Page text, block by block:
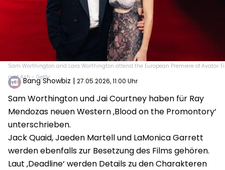
Sam Worthington and Lara Worthington attend the European Premiere of Avatar
and Ash - Getty
Bang Showbiz | 27.05.2026, 11:00 Uhr
Sam Worthington und Jai Courtney haben für Ray
Mendozas neuen Western ‚Blood on the Promontory‘
unterschrieben.
Jack Quaid, Jaeden Martell und LaMonica Garrett
werden ebenfalls zur Besetzung des Films gehören.
Laut ‚Deadline‘ werden Details zu den Charakteren